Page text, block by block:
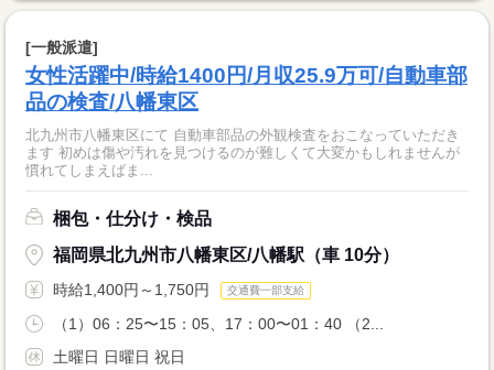
[一般派遣]
女性活躍中/時給1400円/月収25.9万可/自動車部
品の検査/八幡東区
北九州市八幡東区にて 自動車部品の外観検査をおこなっていただき
ます 初めは傷や汚れを見つけるのが難しくて大変かもしれませんが
慣れてしまえばま...
梱包・仕分け・検品
福岡県北九州市八幡東区/八幡駅（車 10分）
時給1,400円～1,750円 交通費一部支給
（1）06：25〜15：05、17：00〜01：40 （2...
土曜日 日曜日 祝日